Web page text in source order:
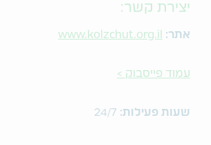
יצירת קשר:
אתר: www.kolzchut.org.il
עמוד פייסבוק >
שעות פעילות: 24/7